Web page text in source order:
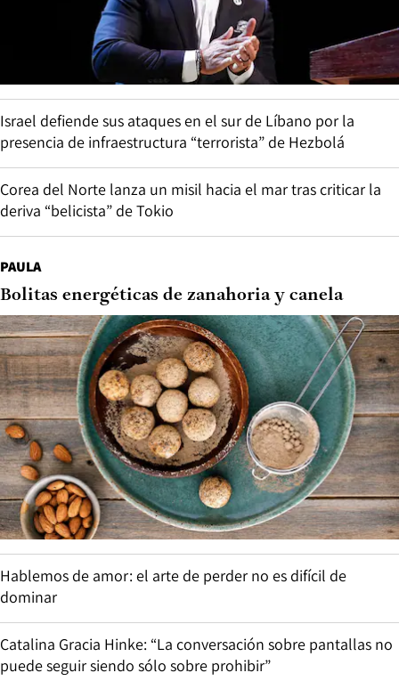
Israel defiende sus ataques en el sur de Líbano por la
presencia de infraestructura “terrorista” de Hezbolá
Corea del Norte lanza un misil hacia el mar tras criticar la
deriva “belicista” de Tokio
PAULA
Bolitas energéticas de zanahoria y canela
Hablemos de amor: el arte de perder no es difícil de
dominar
Catalina Gracia Hinke: “La conversación sobre pantallas no
puede seguir siendo sólo sobre prohibir”